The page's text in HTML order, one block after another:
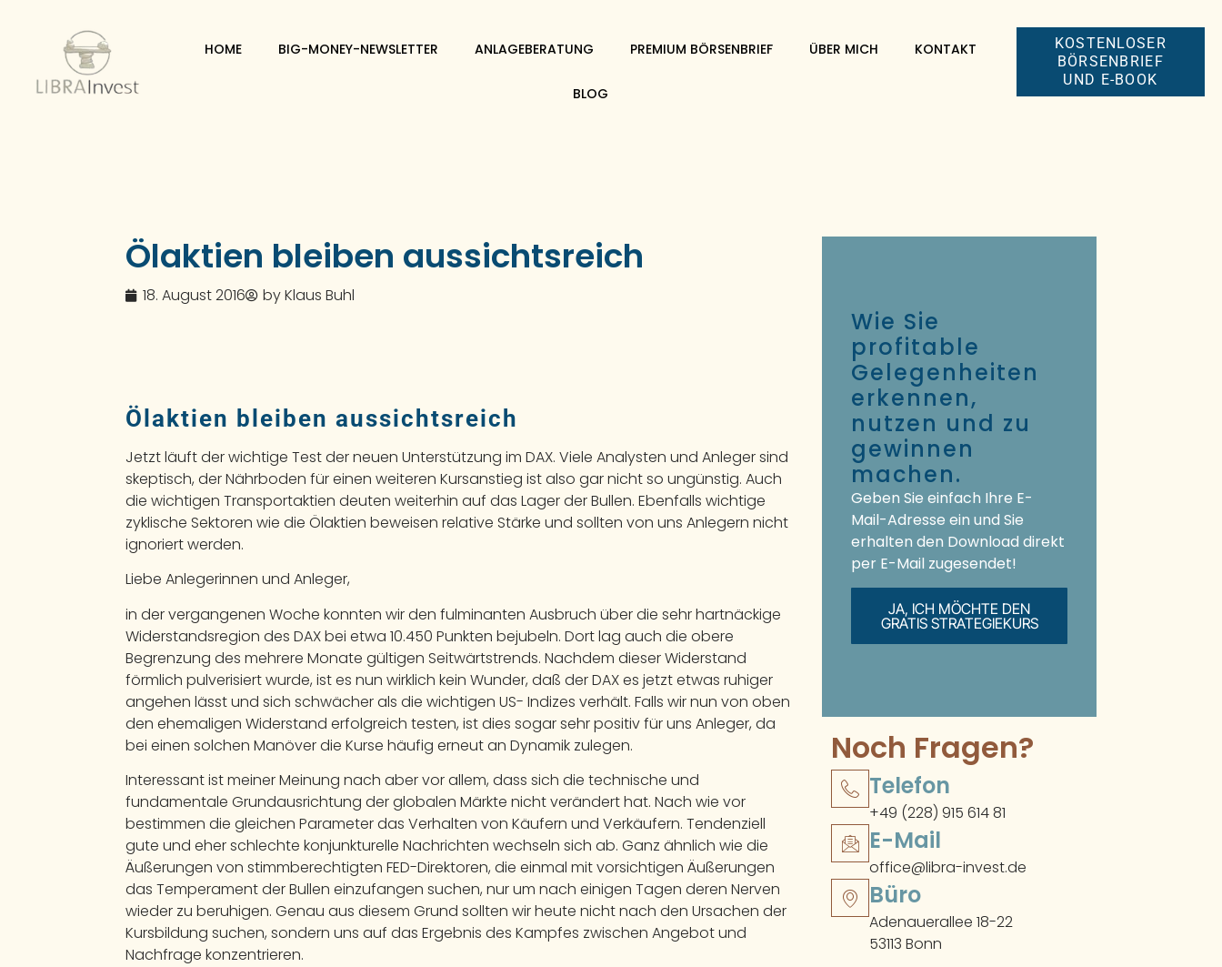
HOME BIG-MONEY-NEWSLETTER ANLAGEBERATUNG PREMIUM BÖRSENBRIEF ÜBER MICH KONTAKT
BLOG
KOSTENLOSER
BÖRSENBRIEF
UND E-BOOK
Ölaktien bleiben aussichtsreich
18. August 2016 byKlaus Buhl
Ölaktien bleiben aussichtsreich
Jetzt läuft der wichtige Test der neuen Unterstützung im DAX. Viele Analysten und Anleger sind
skeptisch, der Nährboden für einen weiteren Kursanstieg ist also gar nicht so ungünstig. Auch
die wichtigen Transportaktien deuten weiterhin auf das Lager der Bullen. Ebenfalls wichtige
zyklische Sektoren wie die Ölaktien beweisen relative Stärke und sollten von uns Anlegern nicht
ignoriert werden.
Liebe Anlegerinnen und Anleger,
in der vergangenen Woche konnten wir den fulminanten Ausbruch über die sehr hartnäckige
Widerstandsregion des DAX bei etwa 10.450 Punkten bejubeln. Dort lag auch die obere
Begrenzung des mehrere Monate gültigen Seitwärtstrends. Nachdem dieser Widerstand
förmlich pulverisiert wurde, ist es nun wirklich kein Wunder, daß der DAX es jetzt etwas ruhiger
angehen lässt und sich schwächer als die wichtigen US- Indizes verhält. Falls wir nun von oben
den ehemaligen Widerstand erfolgreich testen, ist dies sogar sehr positiv für uns Anleger, da
bei einen solchen Manöver die Kurse häufig erneut an Dynamik zulegen.
Interessant ist meiner Meinung nach aber vor allem, dass sich die technische und
fundamentale Grundausrichtung der globalen Märkte nicht verändert hat. Nach wie vor
bestimmen die gleichen Parameter das Verhalten von Käufern und Verkäufern. Tendenziell
gute und eher schlechte konjunkturelle Nachrichten wechseln sich ab. Ganz ähnlich wie die
Äußerungen von stimmberechtigten FED-Direktoren, die einmal mit vorsichtigen Äußerungen
das Temperament der Bullen einzufangen suchen, nur um nach einigen Tagen deren Nerven
wieder zu beruhigen. Genau aus diesem Grund sollten wir heute nicht nach den Ursachen der
Kursbildung suchen, sondern uns auf das Ergebnis des Kampfes zwischen Angebot und
Nachfrage konzentrieren.
Wie Sie
profitable
Gelegenheiten
erkennen,
nutzen und zu
gewinnen
machen.
Geben Sie einfach Ihre E-
Mail-Adresse ein und Sie
erhalten den Download direkt
per E-Mail zugesendet!
JA, ICH MÖCHTE DEN
GRATIS STRATEGIEKURS
Noch Fragen?
Telefon
+49 (228) 915 614 81
E-Mail
office@libra-invest.de
Büro
Adenauerallee 18-22
53113 Bonn